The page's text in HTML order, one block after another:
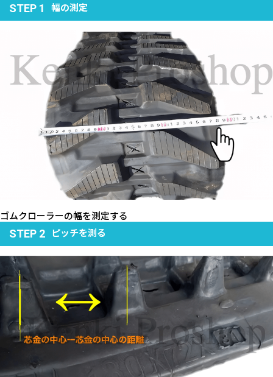
STEP 1 幅の測定
ゴムクローラーの幅を測定する
STEP 2 ピッチを測る